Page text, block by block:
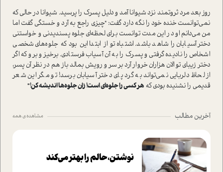
روز بعد مرد ثروتمند نزد شیوانا آمد و دلیل پسرک را پرسید. شیوانا در حالی که
نمی‌توانست خنده خود را نگه دارد گفت: "چیزی راجع به آرد و خستگی گفت اما
من می‌دانم او در این مدت توانست برای لحظه‌ای جلوه پسندیدنی و خواستنی
دختر آسیابان را شاهد باشد. اشتباه تو از ابتدا این بود که جلوه‌های شخصی
اشخاص را نادیده گرفتی و پسرک را به آن آسیاب فرستادی. برخیز و برو که اگر
دختر زیبای تو الان هزاران خروار آرد بر سر و رویش بمالد باز هم در نظر آن پسر،
از لحاظ دلربایی نمی‌تواند به گرد پای دختر آسیابان برسد! تو مگر این شعر
قدیمی را نشنیده بودی که هر کسی را جلوه‌ای است! زان جلوه‌ها اندیشه کن!"
آخرین مطالب مشاهده ی همه
نوشتن، حالم را بهتر می‌کند